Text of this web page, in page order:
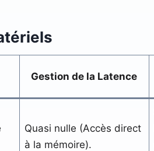
Gestion de la Latence
Quasi nulle (Accès direct
à la mémoire).